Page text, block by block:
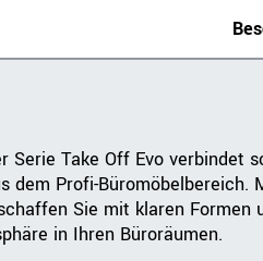
Serie Take Off Evo verbindet
dem Profi-Büromöbelbereich.
Sie mit klaren Formen
in Ihren Büroräumen.